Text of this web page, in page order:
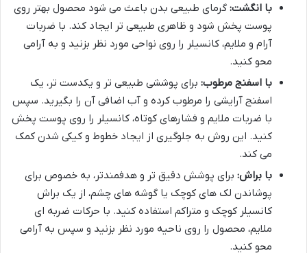
با انگشت: گرمای طبیعی بدن باعث می شود محصول بهتر روی
پوست پخش شود و ظاهری طبیعی تر ایجاد کند. با ضربات
آرام و ملایم، کانسیلر را روی نواحی مورد نظر بزنید و به آرامی
محو کنید.
با اسفنج مرطوب: برای پوششی طبیعی تر و یکدست تر، یک
اسفنج آرایشی را مرطوب کرده و آب اضافی آن را بگیرید. سپس
با ضربات ملایم و فشارهای کوتاه، کانسیلر را روی پوست پخش
کنید. این روش به جلوگیری از ایجاد خطوط و کیکی شدن کمک
می کند.
با براش: برای پوشش دقیق تر و هدفمندتر، به خصوص برای
پوشاندن لک های کوچک یا گوشه های چشم، از یک براش
کانسیلر کوچک و متراکم استفاده کنید. با حرکات ضربه ای
ملایم، محصول را روی ناحیه مورد نظر بزنید و سپس به آرامی
محو کنید.